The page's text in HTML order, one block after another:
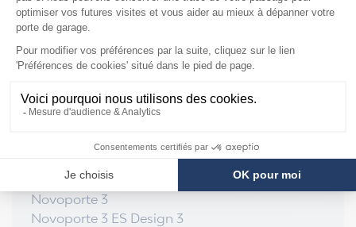
COMPATIBILITÉ
Novoporte 1
Novoporte 2
Novoporte 3
Novoporte 3 ES Design 3